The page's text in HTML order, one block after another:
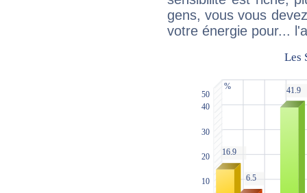
gens, vous vous
votre énergie pour...